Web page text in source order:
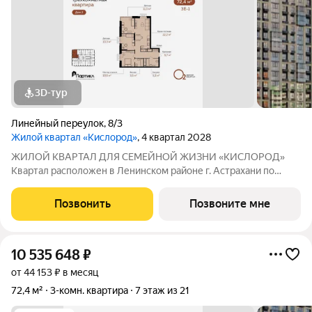
3D-тур
Линейный переулок,8/3
Жилой квартал «Кислород», 4 квартал 2028
ЖИЛОЙ КВАРТАЛ ДЛЯ СЕМЕЙНОЙ ЖИЗНИ «КИСЛОРОД»
Квартал расположен в Ленинском районе г. Астрахани по
«Кислорода» сдается в III квартале 2026 года. Масштаб
проекта можно оценить уже сейчас в отделе продаж,
Позвонить Позвоните мне
10 535 648₽
от 44 153 ₽ в месяц
72,4 м²
3-комн. квартира 7 этаж из 21